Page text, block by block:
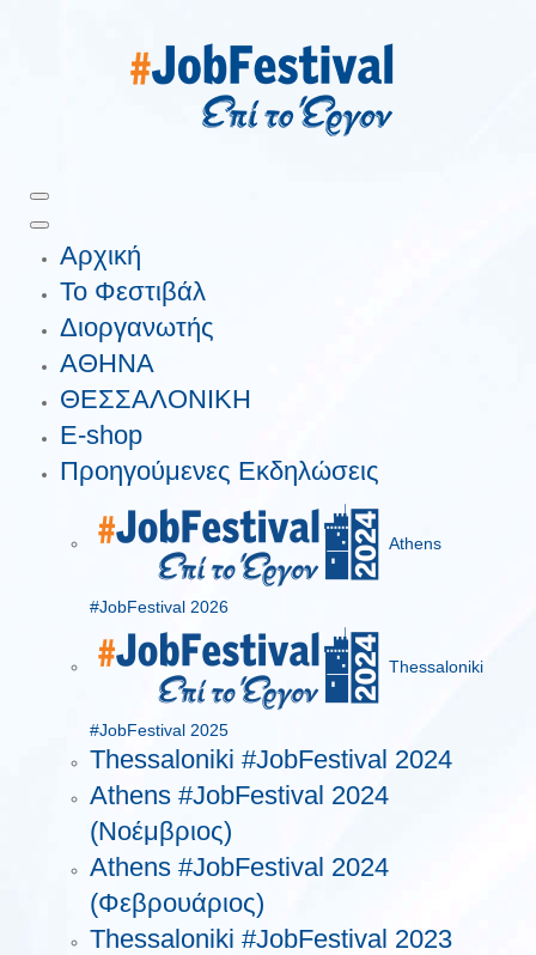
Αρχική
Το Φεστιβάλ
Διοργανωτής
ΑΘΗΝΑ
ΘΕΣΣΑΛΟΝΙΚΗ
E-shop
Προηγούμενες Εκδηλώσεις
Athens
#JobFestival 2026
Thessaloniki
#JobFestival 2025
Thessaloniki #JobFestival 2024
Athens #JobFestival 2024
(Νοέμβριος)
Athens #JobFestival 2024
(Φεβρουάριος)
Thessaloniki #JobFestival 2023